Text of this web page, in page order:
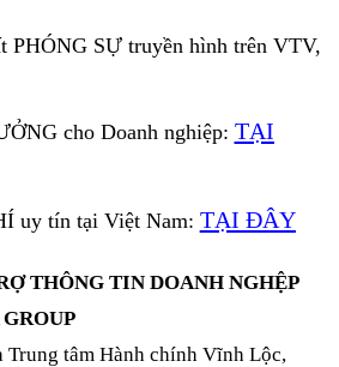
PHÓNG SỰ truyền hình trên VTV,
cho Doanh nghiệp: TẠI
uy tín tại Việt Nam: TẠI ĐÂY
THÔNG TIN DOANH NGHỆP
Trung tâm Hành chính Vĩnh Lộc,